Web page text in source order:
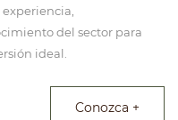
del sector para
ideal.
Conozca +